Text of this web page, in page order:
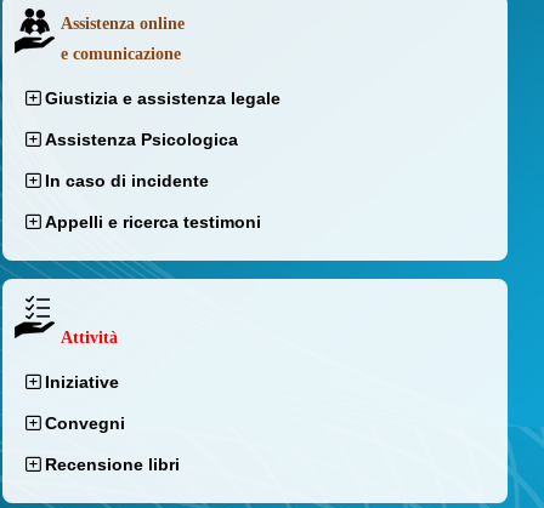
Assistenza online
e comunicazione
Giustizia e assistenza legale
Assistenza Psicologica
In caso di incidente
Appelli e ricerca testimoni
Attività
Iniziative
Convegni
Recensione libri